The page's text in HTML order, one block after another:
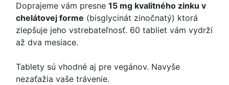
Doprajeme vám presne 15 mg kvalitného zinku v
chelátovej forme (bisglycinát zinočnatý) ktorá
zlepšuje jeho vstrebateľnosť. 60 tabliet vám vydrží
až dva mesiace.
Tablety sú vhodné aj pre vegánov. Navyše
nezaťažia vaše trávenie.